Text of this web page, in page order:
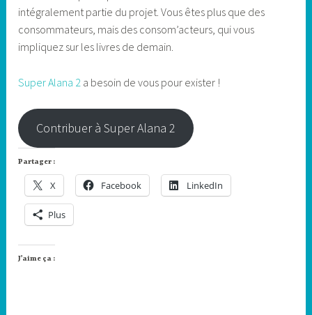
intégralement partie du projet. Vous êtes plus que des
consommateurs, mais des consom’acteurs, qui vous
impliquez sur les livres de demain.
Super Alana 2 a besoin de vous pour exister !
Contribuer à Super Alana 2
Partager :
X Facebook LinkedIn
Plus
J’aime ça :